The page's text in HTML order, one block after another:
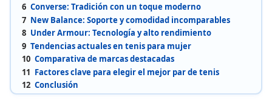
6 Converse: Tradición con un toque moderno
7 New Balance: Soporte y comodidad incomparables
8 Under Armour: Tecnología y alto rendimiento
9 Tendencias actuales en tenis para mujer
10 Comparativa de marcas destacadas
11 Factores clave para elegir el mejor par de tenis
12 Conclusión